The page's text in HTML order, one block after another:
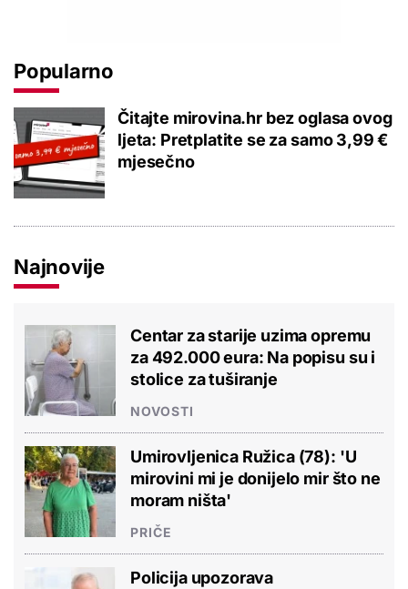
Popularno
Čitajte mirovina.hr bez oglasa ovog
ljeta: Pretplatite se za samo 3,99 €
mjesečno
Najnovije
Centar za starije uzima opremu
za 492.000 eura: Na popisu su i
stolice za tuširanje
NOVOSTI
Umirovljenica Ružica (78): 'U
mirovini mi je donijelo mir što ne
moram ništa'
PRIČE
Policija upozorava